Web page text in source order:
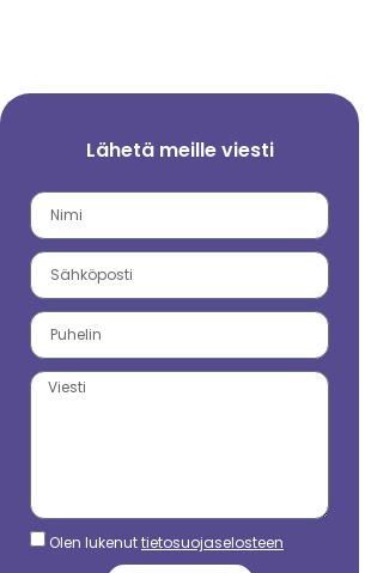
Lähetä meille viesti
Olen lukenuttietosuojaselosteen